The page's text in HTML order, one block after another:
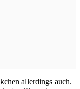
allerdings auch.